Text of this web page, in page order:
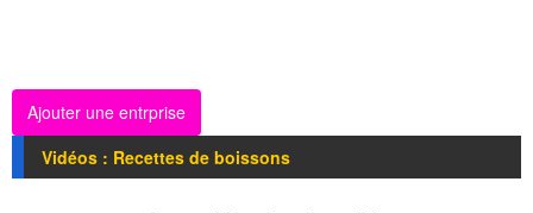
Ajouter une entrprise
Vidéos : Recettes de boissons